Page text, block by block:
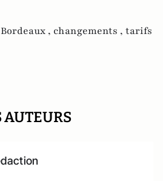
Bordeaux , changements , tarifs
AUTEURS